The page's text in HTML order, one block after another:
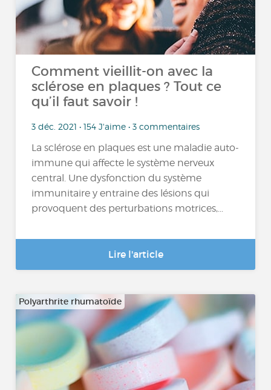
Comment vieillit-on avec la
sclérose en plaques ? Tout ce
qu’il faut savoir !
3 déc. 2021 • 154 J'aime • 3 commentaires
La sclérose en plaques est une maladie auto-
immune qui affecte le système nerveux
central. Une dysfonction du système
immunitaire y entraine des lésions qui
provoquent des perturbations motrices,...
Lire l'article
Polyarthrite rhumatoïde